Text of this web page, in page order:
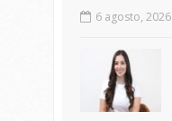
6 agosto, 2026